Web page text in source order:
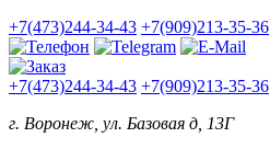
+7(473)244-34-43 +7(909)213-35-36
+7(473)244-34-43 +7(909)213-35-36
г. Воронеж, ул. Базовая д, 13Г